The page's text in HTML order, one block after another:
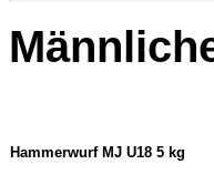
Hammerwurf MJ U18 5 kg